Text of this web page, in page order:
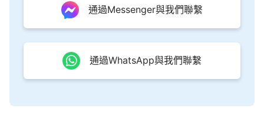
謂的社會進步，交通便利，信息發達，南北貫通，東
西貫通，北方的人也能吃到一些南方的水果、蔬菜，
或者南方的土特産，甚至一年四季都能吃到，這樣在
不知不覺中，人雖然滿足了口欲，人的物欲得到滿足
了，但是人的身體却受到了不同程度的傷害。因為在
菜水果，北方有適合北方人的食物與蔬菜水果。就是
通過Messenger與我們聯繫
通過WhatsApp與我們聯繫